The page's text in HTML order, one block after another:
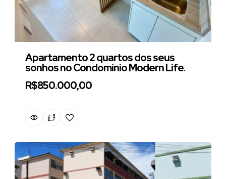
Apartamento 2 quartos dos seus
sonhos no Condomínio Modern Life.
R$850.000,00